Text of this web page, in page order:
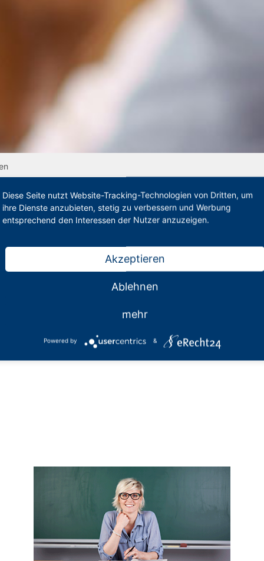
oder ganz am Anfang des Schuldienstes. Auf
unseres Vorstandsteams.
Diese Seite nutzt Website-Tracking-Technologien von Dritten, um
ihre Dienste anzubieten, stetig zu verbessern und Werbung
entsprechend den Interessen der Nutzer anzuzeigen.
Akzeptieren
Ablehnen
mehr
Powered by &